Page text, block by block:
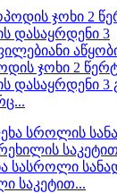
ჯოხი 2
დასაყრდენი
სასროლი
საკეტით...